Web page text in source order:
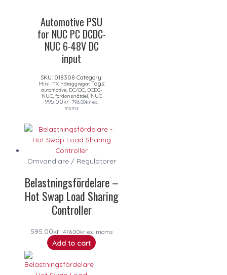
Automotive PSU
for NUC PC DCDC-
NUC 6-48V DC
input
SKU: 018308 Category:
Mini ITX nätaggregat Tags:
automotive, DC/DC, DCDC-
NUC, fordonsnätdel NUC
995.00kr 796.00kr ex.
moms
Omvandlare / Regulatorer
Belastningsfördelare –
Hot Swap Load Sharing
Controller
595.00kr 476.00kr ex. moms
Add to cart